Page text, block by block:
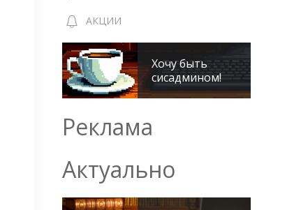
АКЦИИ
Хочу быть
сисадмином!
Реклама
Актуально